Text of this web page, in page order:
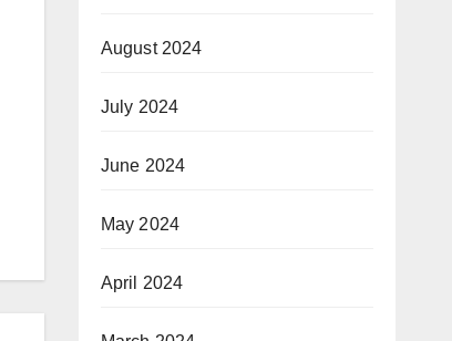
August 2024
July 2024
June 2024
May 2024
April 2024